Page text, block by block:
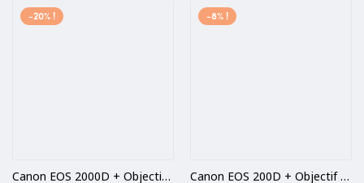
-20% !
Canon EOS 2000D + Objectif EF-S 18-55mm + Sacoche de transport +Carte 16 Go SDHC
-8% !
Canon EOS 200D + Objectif 18-55mm IS STM – Reflex